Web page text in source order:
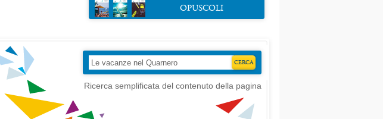
OPUSCOLI
Ricerca semplificata del contenuto della pagina